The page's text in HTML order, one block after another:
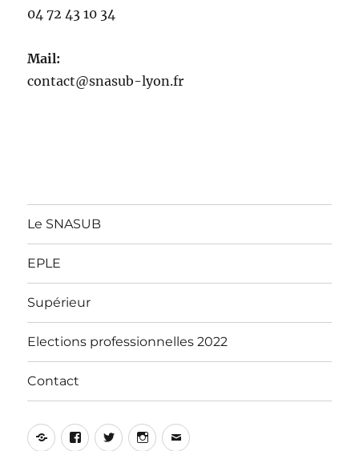
04 72 43 10 34
Mail:
contact@snasub-lyon.fr
Le SNASUB
EPLE
Supérieur
Elections professionnelles 2022
Contact
Yelp Facebook
TwitterInstagram
E-